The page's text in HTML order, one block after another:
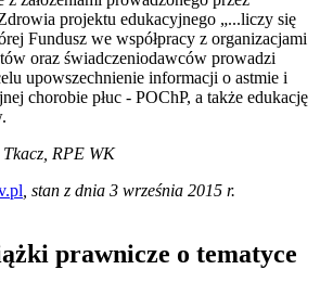
projektu edukacyjnego „...liczy się
Fundusz we współpracy z organizacjami
oraz świadczeniodawców prowadzi
upowszechnienie informacji o astmie i
chorobie płuc - POChP, a także edukację
RPE WK
, stan z dnia 3 września 2015 r.
prawnicze o tematyce